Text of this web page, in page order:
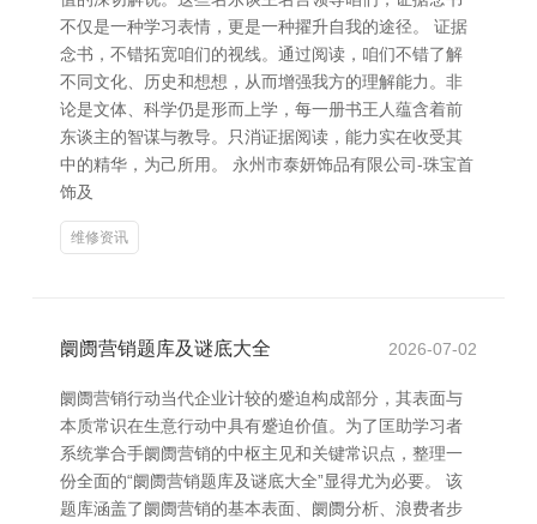
不仅是一种学习表情，更是一种擢升自我的途径。 证据
念书，不错拓宽咱们的视线。通过阅读，咱们不错了解
不同文化、历史和想想，从而增强我方的理解能力。非
论是文体、科学仍是形而上学，每一册书王人蕴含着前
东谈主的智谋与教导。只消证据阅读，能力实在收受其
中的精华，为己所用。 永州市泰妍饰品有限公司-珠宝首
饰及
维修资讯
阛阓营销题库及谜底大全 2026-07-02
阛阓营销行动当代企业计较的蹙迫构成部分，其表面与
本质常识在生意行动中具有蹙迫价值。为了匡助学习者
系统掌合手阛阓营销的中枢主见和关键常识点，整理一
份全面的“阛阓营销题库及谜底大全”显得尤为必要。 该
题库涵盖了阛阓营销的基本表面、阛阓分析、浪费者步